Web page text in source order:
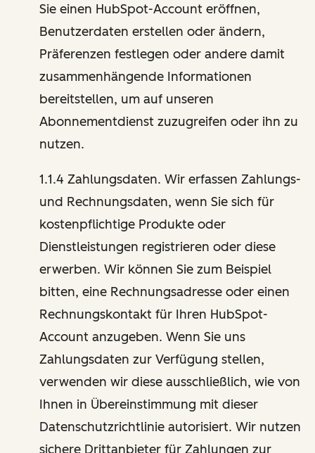
Sie einen HubSpot-Account eröffnen,
Benutzerdaten erstellen oder ändern,
Präferenzen festlegen oder andere damit
zusammenhängende Informationen
bereitstellen, um auf unseren
Abonnementdienst zuzugreifen oder ihn zu
nutzen.
1.1.4 Zahlungsdaten. Wir erfassen Zahlungs-
und Rechnungsdaten, wenn Sie sich für
kostenpflichtige Produkte oder
Dienstleistungen registrieren oder diese
erwerben. Wir können Sie zum Beispiel
bitten, eine Rechnungsadresse oder einen
Rechnungskontakt für Ihren HubSpot-
Account anzugeben. Wenn Sie uns
Zahlungsdaten zur Verfügung stellen,
verwenden wir diese ausschließlich, wie von
Ihnen in Übereinstimmung mit dieser
Datenschutzrichtlinie autorisiert. Wir nutzen
sichere Drittanbieter für Zahlungen zur